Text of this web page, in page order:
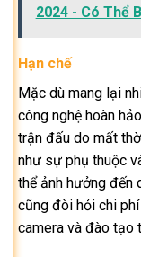
2024 - Có Thể
Hạn chế
Mặc dù mang lại
công nghệ hoàn
trận đấu do mất
như sự phụ thuộc
thể ảnh hưởng đến
cũng đòi hỏi chi
camera và đào tạo